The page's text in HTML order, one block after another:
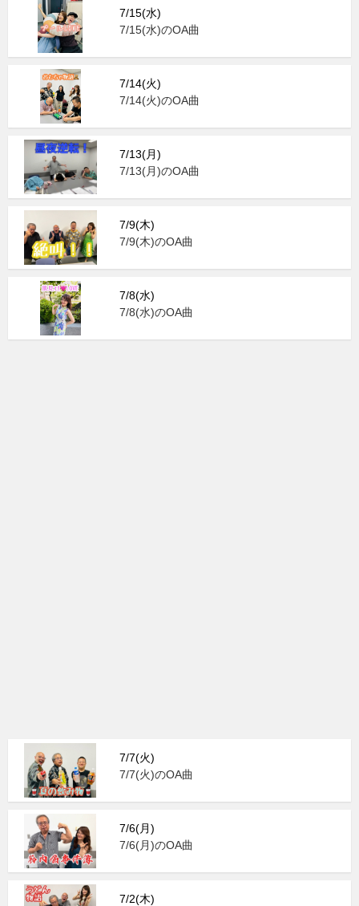
7/15(水)
7/15(水)のOA曲
7/14(火)
7/14(火)のOA曲
7/13(月)
7/13(月)のOA曲
7/9(木)
7/9(木)のOA曲
7/8(水)
7/8(水)のOA曲
7/7(火)
7/7(火)のOA曲
7/6(月)
7/6(月)のOA曲
7/2(木)